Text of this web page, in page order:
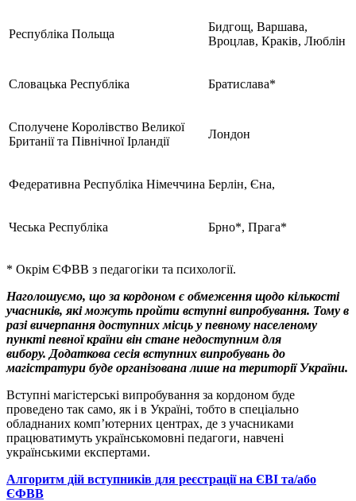
Республіка Польща
Бидгощ, Варшава,
Вроцлав, Краків, Люблін
Словацька Республіка Братислава*
Сполучене Королівство Великої
Британії та Північної Ірландії
Лондон
Федеративна Республіка Німеччина Берлін, Єна,
Чеська Республіка Брно*, Прага*
* Окрім ЄФВВ з педагогіки та психології.
Наголошуємо, що за кордоном є обмеження щодо кількості
учасників, які можуть пройти вступні випробування. Тому в
разі вичерпання доступних місць у певному населеному
пункті певної країни він стане недоступним для
вибору. Додаткова сесія вступних випробувань до
магістратури буде організована лише на території України.
Вступні магістерські випробування за кордоном буде
проведено так само, як і в Україні, тобто в спеціально
обладнаних комп’ютерних центрах, де з учасниками
працюватимуть українськомовні педагоги, навчені
українськими експертами.
Алгоритм дій вступників для реєстрації на ЄВІ та/або
ЄФВВ